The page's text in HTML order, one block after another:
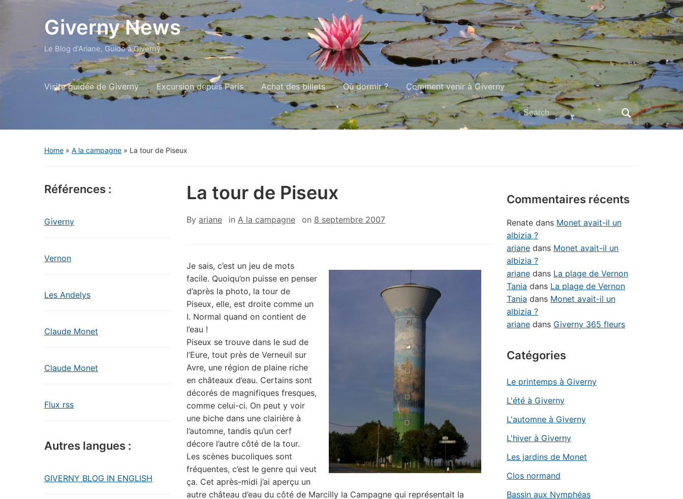
Giverny News
Le Blog d'Ariane, Guide à Giverny
Visite guidée de Giverny Excursion depuis Paris Achat des billets Où dormir ? Comment venir à Giverny
Search
for:
Home » A la campagne » La tour de Piseux
Références :
Giverny
Vernon
Les Andelys
Claude Monet
Claude Monet
Flux rss
Autres langues :
GIVERNY BLOG IN ENGLISH
La tour de Piseux
By ariane in A la campagne on 8 septembre 2007
Je sais, c’est un jeu de mots
facile. Quoiqu’on puisse en penser
d’après la photo, la tour de
Piseux, elle, est droite comme un
I. Normal quand on contient de
l’eau !
Piseux se trouve dans le sud de
l’Eure, tout près de Verneuil sur
Avre, une région de plaine riche
en châteaux d’eau. Certains sont
décorés de magnifiques fresques,
comme celui-ci. On peut y voir
une biche dans une clairière à
l’automne, tandis qu’un cerf
décore l’autre côté de la tour.
Les scènes bucoliques sont
fréquentes, c’est le genre qui veut
ça. Cet après-midi j’ai aperçu un
autre château d’eau du côté de Marcilly la Campagne qui représentait la
Commentaires récents
Renate dans Monet avait-il un
albizia ?
ariane dans Monet avait-il un
albizia ?
ariane dans La plage de Vernon
Tania dans La plage de Vernon
Tania dans Monet avait-il un
albizia ?
ariane dans Giverny 365 fleurs
Catégories
Le printemps à Giverny
L'été à Giverny
L'automne à Giverny
L'hiver à Giverny
Les jardins de Monet
Clos normand
Bassin aux Nymphéas